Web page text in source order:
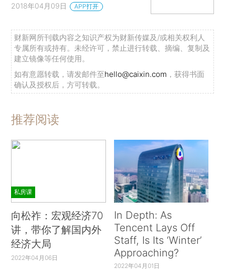
2018年04月09日 APP打开
财新网所刊载内容之知识产权为财新传媒及/或相关权利人
专属所有或持有。未经许可，禁止进行转载、摘编、复制及
建立镜像等任何使用。
如有意愿转载，请发邮件至hello@caixin.com ，获得书面
确认及授权后，方可转载。
推荐阅读
私房课
向松祚：宏观经济70
讲，带你了解国内外
经济大局
2022年04月06日
In Depth: As
Tencent Lays Off
Staff, Is Its ‘Winter’
Approaching?
2022年04月01日